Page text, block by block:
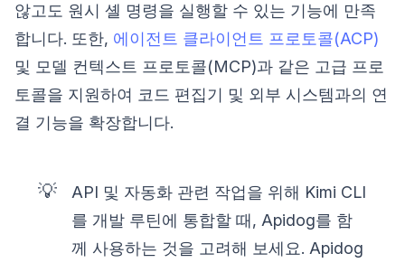
않고도 원시 셸 명령을 실행할 수 있는 기능에 만족
합니다. 또한, 에이전트 클라이언트 프로토콜(ACP)
및 모델 컨텍스트 프로토콜(MCP)과 같은 고급 프로
토콜을 지원하여 코드 편집기 및 외부 시스템과의 연
결 기능을 확장합니다.
💡
API 및 자동화 관련 작업을 위해 Kimi CLI
를 개발 루틴에 통합할 때, Apidog를 함
께 사용하는 것을 고려해 보세요. Apidog